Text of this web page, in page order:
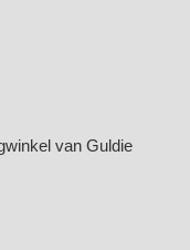
van Guldie